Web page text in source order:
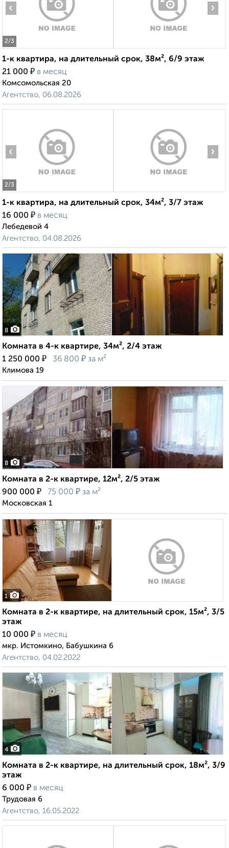
2/3
‹ ›
1-к квартира, на длительный срок, 38м², 6/9 этаж
21 000 ₽ в месяц
Комсомольская 20
Агентство, 06.08.2026
2/3
‹ ›
1-к квартира, на длительный срок, 34м², 3/7 этаж
16 000 ₽ в месяц
Лебедевой 4
Агентство, 04.08.2026
8
Комната в 4-к квартире, 34м², 2/4 этаж
1 250 000 ₽ 36 800 ₽ за м²
Климова 19
8
Комната в 2-к квартире, 12м², 2/5 этаж
900 000 ₽ 75 000 ₽ за м²
Московская 1
1
Комната в 2-к квартире, на длительный срок, 15м², 3/5
этаж
10 000 ₽ в месяц
мкр. Истомкино, Бабушкина 6
Агентство, 04.02.2022
4
Комната в 2-к квартире, на длительный срок, 18м², 3/9
этаж
6 000 ₽ в месяц
Трудовая 6
Агентство, 16.05.2022